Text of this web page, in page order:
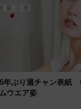
ぶり週チャン表紙
ウエア姿